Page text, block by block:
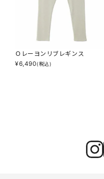
Ｏレーヨンリブレギンス
¥6,490(税込)